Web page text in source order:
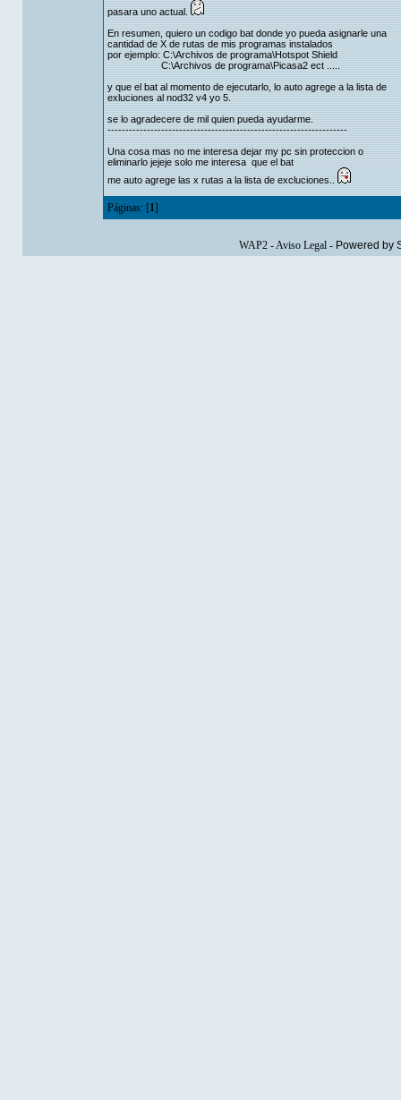
pasara uno actual.
En resumen, quiero un codigo bat donde yo pueda asignarle una
cantidad de X de rutas de mis programas instalados
por ejemplo: C:\Archivos de programa\Hotspot Shield
C:\Archivos de programa\Picasa2 ect .....
y que el bat al momento de ejecutarlo, lo auto agrege a la lista de
exluciones al nod32 v4 yo 5.
se lo agradecere de mil quien pueda ayudarme.
-------------------------------------------------------------------
Una cosa mas no me interesa dejar my pc sin proteccion o
eliminarlo jejeje solo me interesa que el bat
me auto agrege las x rutas a la lista de excluciones..
Páginas: [1]
WAP2-Aviso Legal- Powered by